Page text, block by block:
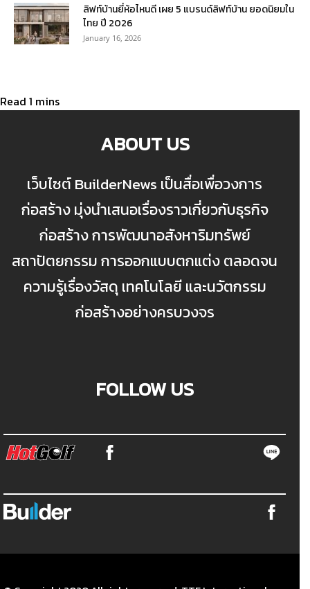
ลิฟท์บ้านยี่ห้อไหนดี เผย 5 แบรนด์ลิฟท์บ้าน ยอดนิยมใน
ไทย ปี 2026
January 16, 2026
ABOUT US
เว็บไซต์ BuilderNews เป็นสื่อเพื่อวงการ
ก่อสร้าง มุ่งนำเสนอเรื่องราวเกี่ยวกับธุรกิจ
ก่อสร้าง การพัฒนาอสังหาริมทรัพย์
สถาปัตยกรรม การออกแบบตกแต่ง ตลอดจน
ความรู้เรื่องวัสดุ เทคโนโลยี และนวัตกรรม
ก่อสร้างอย่างครบวงจร
FOLLOW US